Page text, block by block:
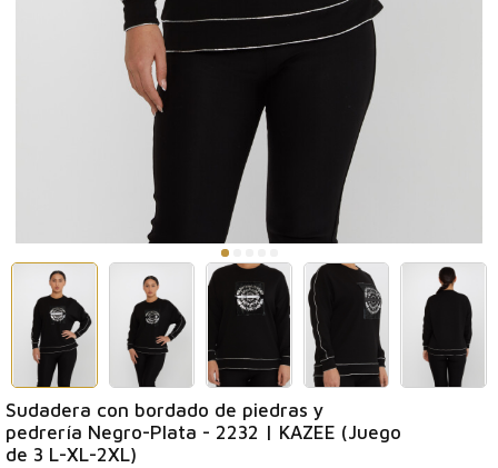
Sudadera con bordado de piedras y
pedrería Negro-Plata - 2232 | KAZEE (Juego
de 3 L-XL-2XL)